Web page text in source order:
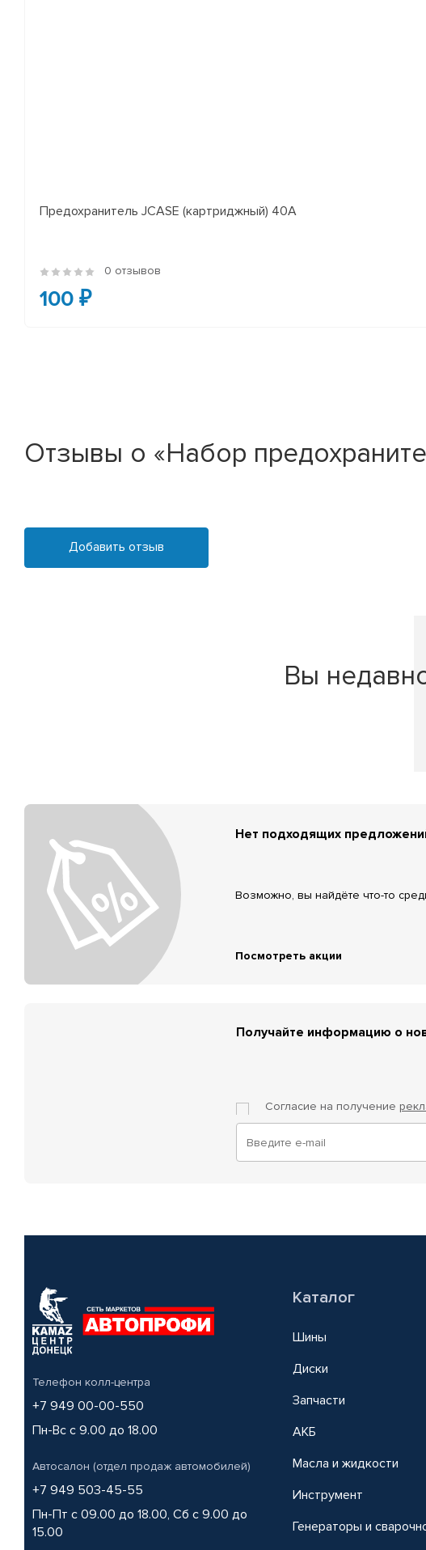
Предохранитель JCASE (картриджный) 40A
0 отзывов
100 ₽
Отзывы о «Набор
Добавить отзыв
Вы
Нет подходящих
Возможно, вы найдёте что-то
Посмотреть акции
Получайте информацию о
Согласие на получение
Телефон колл-центра
+7 949 00-00-550
Пн-Вс с 9.00 до 18.00
Автосалон (отдел продаж автомобилей)
+7 949 503-45-55
Пн-Пт с 09.00 до 18.00, Сб с 9.00 до
15.00
Каталог
Шины
Диски
Запчасти
АКБ
Масла и жидкости
Инструмент
Генераторы и